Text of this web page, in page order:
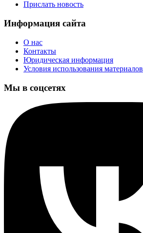
Прислать новость
Информация сайта
О нас
Контакты
Юридическая информация
Условия использования материалов
Мы в соцсетях